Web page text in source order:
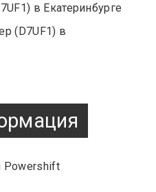
в Екатеринбурге
(D7UF1) в
Powershift